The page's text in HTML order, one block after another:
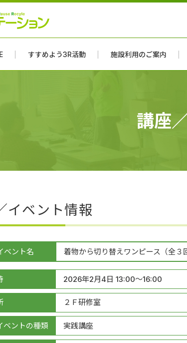
すすめよう3R活動 施設利用のご案内
講座
イベント情報
ベント名 着物から切り替えワンピース（全３
2026年2月4日 13:00～16:00
２Ｆ研修室
ベントの種類 実践講座